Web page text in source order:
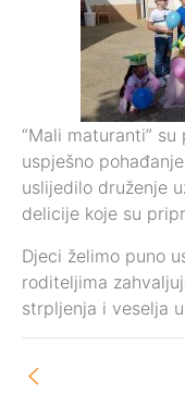
“Mali maturanti”
uspješno
uslijedilo druženje
delicije koje su
Djeci želimo puno
roditeljima
strpljenja i veselja